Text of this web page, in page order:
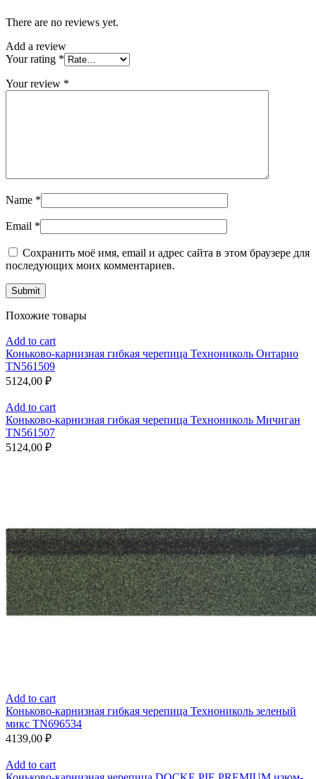
There are no reviews yet.
Add a review
Your rating *
Your review *
Name *
Email *
Сохранить моё имя, email и адрес сайта в этом браузере для
последующих моих комментариев.
Похожие товары
Add to cart
Коньково-карнизная гибкая черепица Технониколь Онтарио
TN561509
5124,00 ₽
Add to cart
Коньково-карнизная гибкая черепица Технониколь Мичиган
TN561507
5124,00 ₽
Add to cart
Коньково-карнизная гибкая черепица Технониколь зеленый
микс TN696534
4139,00 ₽
Add to cart